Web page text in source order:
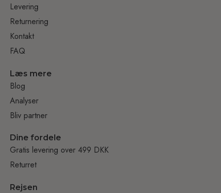
Levering
Returnering
Kontakt
FAQ
Læs mere
Blog
Analyser
Bliv partner
Dine fordele
Gratis levering over 499 DKK
Returret
Rejsen